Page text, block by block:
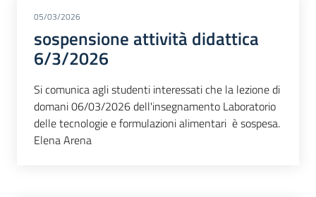
05/03/2026
sospensione attività didattica
6/3/2026
Si comunica agli studenti interessati che la lezione di
domani 06/03/2026 dell'insegnamento Laboratorio
delle tecnologie e formulazioni alimentari è sospesa.
Elena Arena